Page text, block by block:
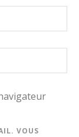
VOUS